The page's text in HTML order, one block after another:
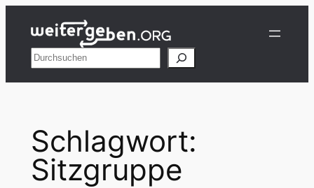
Inhalt
springenSuchen
Schlagwort:
Sitzgruppe